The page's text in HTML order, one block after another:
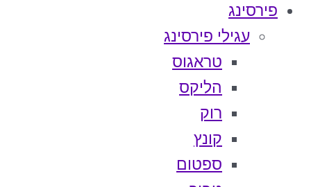
פירסינג
עגילי פירסינג
טראגוס
הליקס
רוק
קונץ
ספטום